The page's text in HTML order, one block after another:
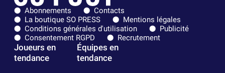
Abonnements
Contacts
La boutique SO PRESS
Mentions légales
Conditions générales d'utilisation
Publicité
Consentement RGPD
Recrutement
Joueurs en
tendance
Équipes en
tendance